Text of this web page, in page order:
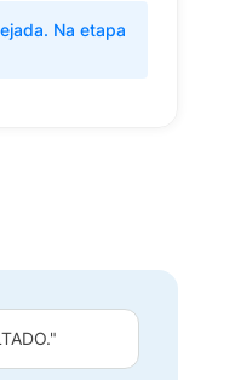
Na etapa